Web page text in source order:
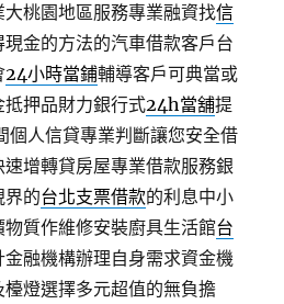
桃園地區服務專業融資找信
現金的方法的汽車借款客戶台
24小時當鋪輔導客戶可典當或
押品財力銀行式24h當舖提
個人信貸專業判斷讓您安全借
速增轉貸房屋專業借款服務銀
界的台北支票借款的利息中小
質作維修安裝廚具生活館台
融機構辦理自身需求資金機
檯燈選擇多元超值的無負擔